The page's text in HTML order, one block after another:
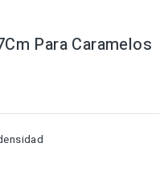
Para Caramelos